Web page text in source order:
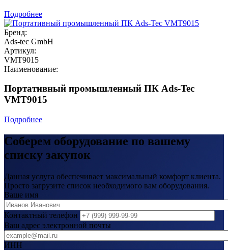
Подробнее
Бренд:
Ads-tec GmbH
Артикул:
VMT9015
Наименование:
Портативный промышленный ПК Ads-Tec
VMT9015
Подробнее
Соберем оборудование по вашему
списку закупок
Данная услуга обеспечивает максимальный комфорт клиента.
Просто загрузите список необходимого вам оборудования.
Ваше имя
Контактный телефон
Ваш адрес электронной почты
ИНН